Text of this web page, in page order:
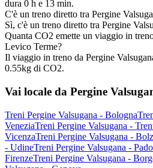
dura 0 h e 13 min.
C'è un treno diretto tra Pergine
Sì, c'è un treno diretto tra Pergine
Quanta CO2 emette un viaggio in
Levico Terme?
Il viaggio in treno da Pergine
0.55kg di CO2.
Vai locale da Pergine
Treni Pergine Valsugana - Bologna
VeneziaTreni Pergine Valsugana -
VicenzaTreni Pergine Valsugana -
- UdineTreni Pergine Valsugana -
FirenzeTreni Pergine Valsugana -